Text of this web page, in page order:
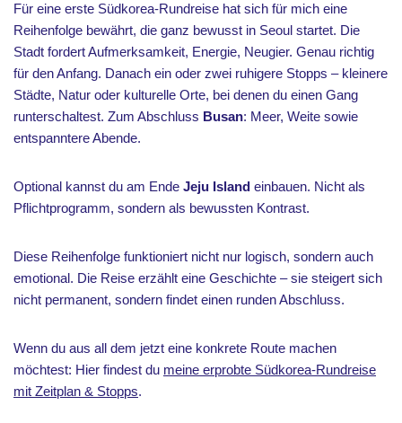
Für eine erste Südkorea-Rundreise hat sich für mich eine
Reihenfolge bewährt, die ganz bewusst in Seoul startet. Die
Stadt fordert Aufmerksamkeit, Energie, Neugier. Genau richtig
für den Anfang. Danach ein oder zwei ruhigere Stopps – kleinere
Städte, Natur oder kulturelle Orte, bei denen du einen Gang
runterschaltest. Zum Abschluss Busan: Meer, Weite sowie
entspanntere Abende.
Optional kannst du am Ende Jeju Island einbauen. Nicht als
Pflichtprogramm, sondern als bewussten Kontrast.
Diese Reihenfolge funktioniert nicht nur logisch, sondern auch
emotional. Die Reise erzählt eine Geschichte – sie steigert sich
nicht permanent, sondern findet einen runden Abschluss.
Wenn du aus all dem jetzt eine konkrete Route machen
möchtest: Hier findest du meine erprobte Südkorea-Rundreise
mit Zeitplan & Stopps.